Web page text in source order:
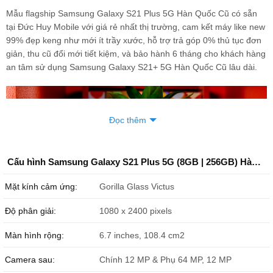
Mẫu flagship Samsung Galaxy S21 Plus 5G Hàn Quốc Cũ có sẵn
tại Đức Huy Mobile với giá rẻ nhất thị trường, cam kết máy like new
99% đẹp keng như mới ít trầy xước, hỗ trợ trả góp 0% thủ tục đơn
giản, thu cũ đổi mới tiết kiệm, và bảo hành 6 tháng cho khách hàng
an tâm sử dụng Samsung Galaxy S21+ 5G Hàn Quốc Cũ lâu dài.
Thiết kế mặt lưng Samsung Galaxy S21 Plus 5G 128GB cũ
Đọc thêm
Cấu hình Samsung Galaxy S21 Plus 5G (8GB | 256GB) Hàn Quốc (Like New)
Mặt kính cảm ứng: Gorilla Glass Victus
Độ phân giải: 1080 x 2400 pixels
Màn hình rộng: 6.7 inches, 108.4 cm2
Camera sau: Chính 12 MP & Phụ 64 MP, 12 MP